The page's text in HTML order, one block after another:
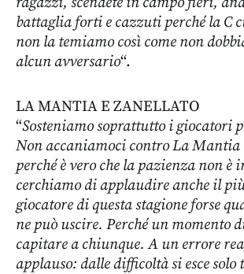
battaglia forti e cazzuti perché la C
non la temiamo così come non
alcun avversario“.
LA MANTIA E ZANELLATO
“Sosteniamo soprattutto i giocatori
Non accaniamoci contro La Mantia
perché è vero che la pazienza non è
cerchiamo di applaudire anche il
giocatore di questa stagione forse
ne può uscire. Perché un momento
capitare a chiunque. A un errore
applauso: dalle difficoltà si esce